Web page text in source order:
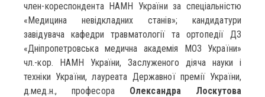
член-кореспондента НАМН України за спеціальністю
«Медицина невідкладних станів»; кандидатури
завідувача кафедри травматології та ортопедії ДЗ
«Дніпропетровська медична академія МОЗ України»
чл.-кор. НАМН України, Заслуженого діяча науки і
техніки України, лауреата Державної премії України,
д.мед.н., професора Олександра Лоскутова